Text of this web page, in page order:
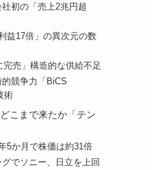
初の「売上2兆円超
益17倍」の異次元の数
完売」構造的な供給不足
競争力「BiCS
術
こまで来たか「テン
5か月で株価は約31倍
でソニー、日立を上回